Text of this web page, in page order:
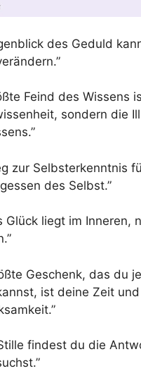
des Geduld
Feind des Wissens
sondern die
zur Selbsterkenntnis
des Selbst.”
Glück liegt im Inneren,
Geschenk, das du
ist deine Zeit und
findest du die